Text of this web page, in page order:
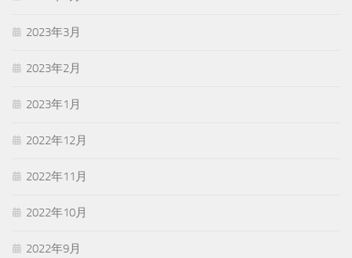
2023年3月
2023年2月
2023年1月
2022年12月
2022年11月
2022年10月
2022年9月